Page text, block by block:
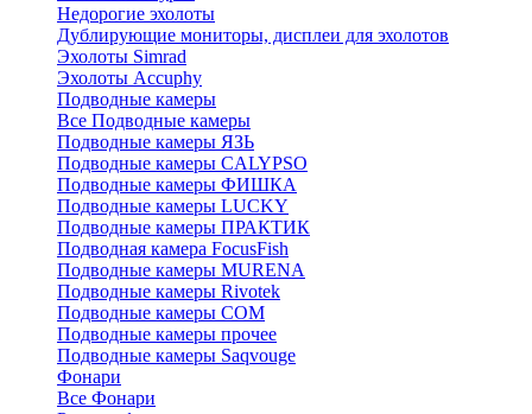
Недорогие эхолоты
Дублирующие мониторы, дисплеи для эхолотов
Эхолоты Simrad
Эхолоты Accuphy
Подводные камеры
Все Подводные камеры
Подводные камеры ЯЗЬ
Подводные камеры CALYPSO
Подводные камеры ФИШКА
Подводные камеры LUCKY
Подводные камеры ПРАКТИК
Подводная камера FocusFish
Подводные камеры MURENA
Подводные камеры Rivotek
Подводные камеры СОМ
Подводные камеры прочее
Подводные камеры Saqvouge
Фонари
Все Фонари